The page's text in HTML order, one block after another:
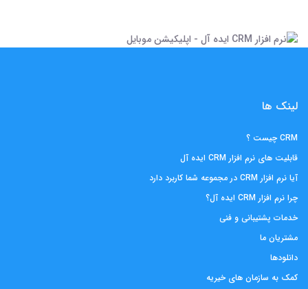
لینک ها
CRM چیست ؟
قابلیت های نرم افزار CRM ایده آل
آیا نرم افزار CRM در مجموعه شما کاربرد دارد
چرا نرم افزار CRM ایده آل؟
خدمات پشتیبانی و فنی
مشتریان ما
دانلودها
کمک به سازمان های خیریه